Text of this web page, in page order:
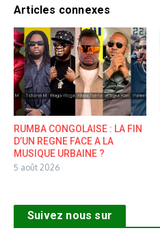
Articles connexes
RUMBA CONGOLAISE : LA FIN
D’UN REGNE FACE A LA
MUSIQUE URBAINE ?
5 août 2026
Suivez nous sur